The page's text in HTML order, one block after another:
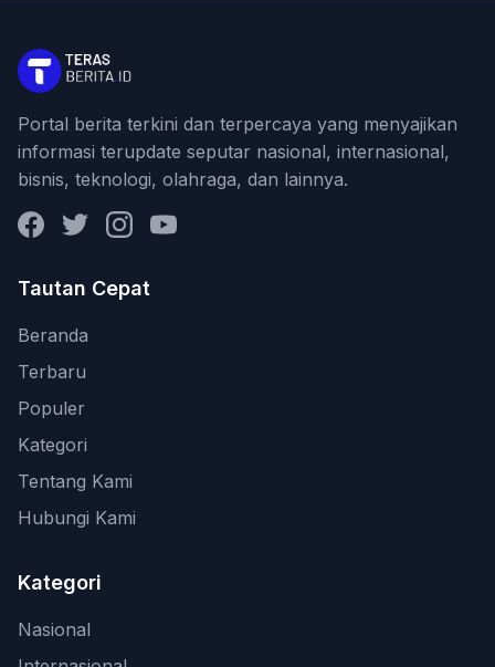
Portal berita terkini dan terpercaya yang menyajikan
informasi terupdate seputar nasional, internasional,
bisnis, teknologi, olahraga, dan lainnya.
FacebookTwitterInstagramYouTube
Tautan Cepat
Beranda
Terbaru
Populer
Kategori
Tentang Kami
Hubungi Kami
Kategori
Nasional